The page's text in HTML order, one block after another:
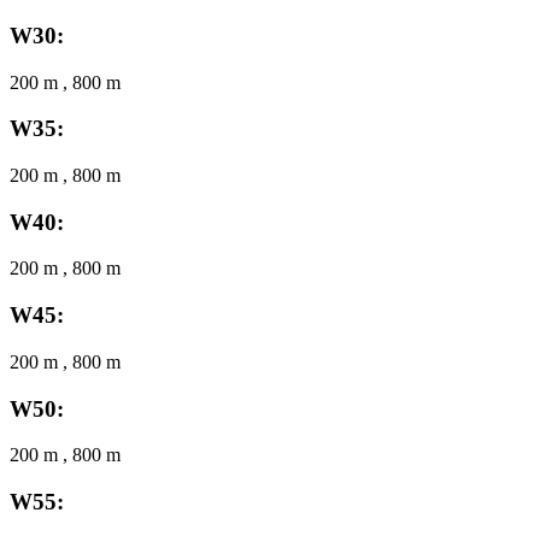
W30:
200 m , 800 m
W35:
200 m , 800 m
W40:
200 m , 800 m
W45:
200 m , 800 m
W50:
200 m , 800 m
W55: